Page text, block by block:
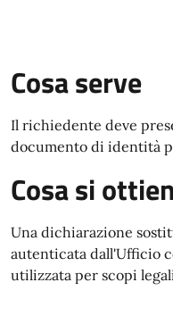
Cosa serve
Il richiedente deve
documento di identità
Cosa si
Una dichiarazione
autenticata dall'Ufficio
utilizzata per scopi